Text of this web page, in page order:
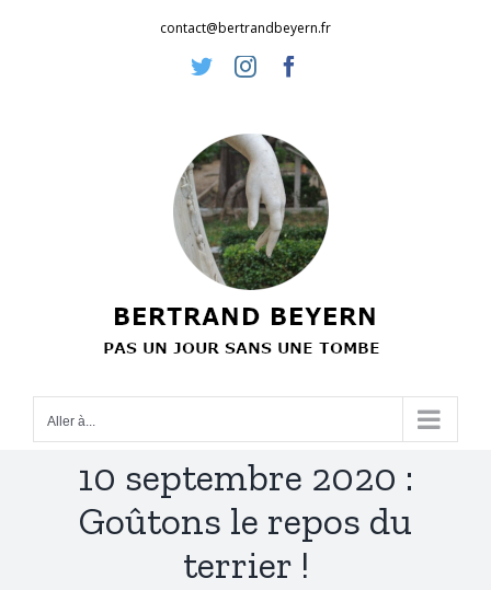
contact@bertrandbeyern.fr
TwitterInstagram
Aller à...
10 septembre 2020 :
Goûtons le repos du
terrier !